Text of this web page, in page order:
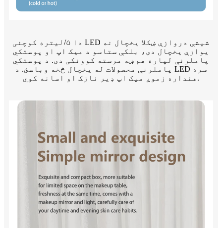
دا ۵/لیتره کوچنی LED شیشې دروازې ښکلا یخچال نه
یوازې یخچال دی، بلکې ستاسو د میک اپ او پوستکي
پاملرنې لپاره هم ښه مرسته کوونکی دی. د پوستکي
پاملرنې محصولات له یخچال څخه وباسئ. د LED سره
هنداره زموږ میک اپ ډیر نازک او اسانه کوي.